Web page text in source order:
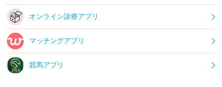
オンライン診療アプリ
マッチングアプリ
競馬アプリ